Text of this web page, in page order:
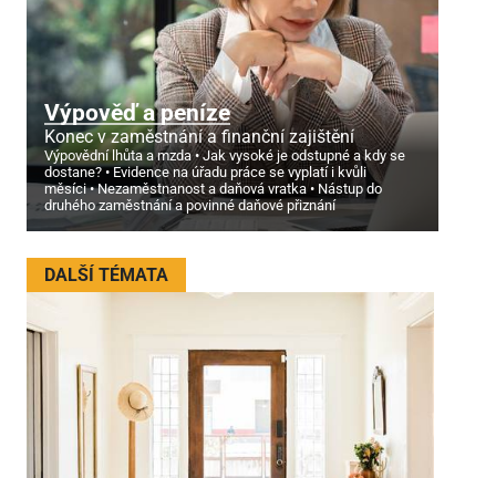
Výpověď a peníze
Konec v zaměstnání a finanční zajištění
Výpovědní lhůta a mzda
Jak vysoké je odstupné a kdy se
dostane?
Evidence na úřadu práce se vyplatí i kvůli
měsíci
Nezaměstnanost a daňová vratka
Nástup do
druhého zaměstnání a povinné daňové přiznání
DALŠÍ TÉMATA